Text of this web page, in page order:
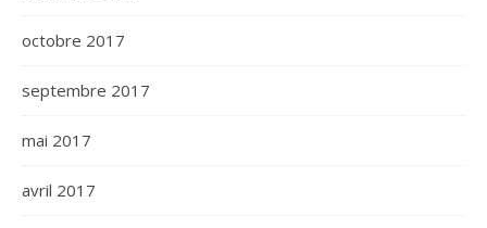
octobre 2017
septembre 2017
mai 2017
avril 2017